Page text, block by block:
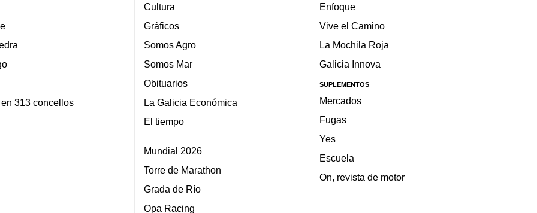
313 concellos
Cultura
Gráficos
Somos Agro
Somos Mar
Obituarios
La Galicia Económica
El tiempo
Mundial 2026
Torre de Marathon
Grada de Río
Opa Racing
Enfoque
Vive el Camino
La Mochila Roja
Galicia Innova
SUPLEMENTOS
Mercados
Fugas
Yes
Escuela
On, revista de motor